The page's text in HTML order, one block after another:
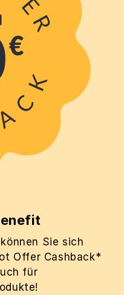
Sie sich
Offer Cashback*
für